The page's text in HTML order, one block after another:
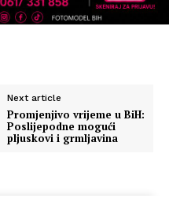
Next article
Promjenjivo vrijeme u BiH:
Poslijepodne mogući
pljuskovi i grmljavina